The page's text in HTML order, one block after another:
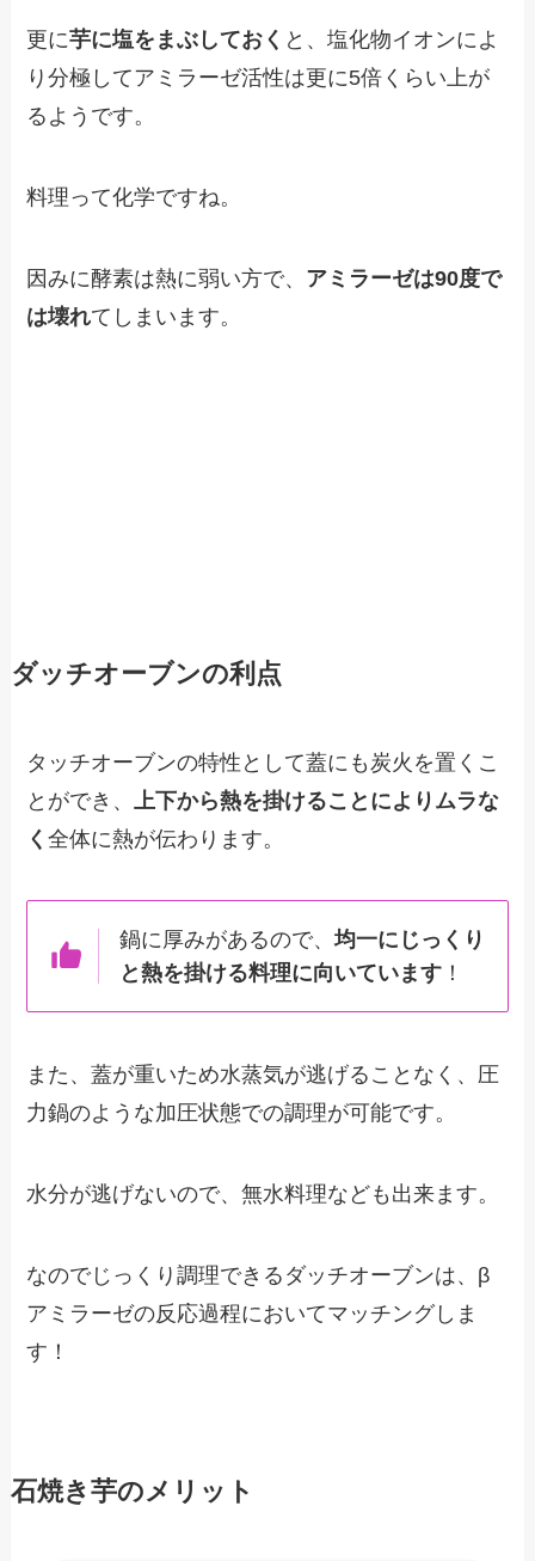
更に芋に塩をまぶしておく と、塩化物イオンによ
り分極してアミラーゼ活性は更に5倍くらい上が
るようです。
料理って化学ですね。
因みに酵素は熱に弱い方で、 アミラーゼは90度で
は壊れてしまいます。
ダッチオーブンの利点
タッチオーブンの特性として蓋にも炭火を置くこ
とができ、
上下から熱を掛けることによりムラな
く全体に熱が伝わります。
鍋に厚みがあるので、均一にじっくり
と熱を掛ける料理に向いています！
また、蓋が重いため水蒸気が逃げることなく、圧
力鍋のような加圧状態での調理が可能です。
水分が逃げないので、無水料理なども出来ます。
なのでじっくり調理できるダッチオーブンは、β
アミラーゼの反応過程においてマッチングしま
す！
石焼き芋のメリット